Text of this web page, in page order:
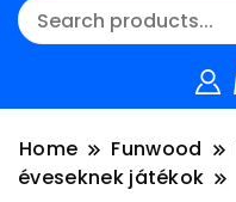
Home Funwood
éveseknek játékok